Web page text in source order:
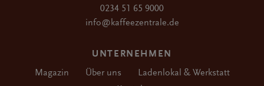
0234 51 65 9000
info@kaffeezentrale.de
UNTERNEHMEN
Magazin
Über uns
Ladenlokal & Werkstatt